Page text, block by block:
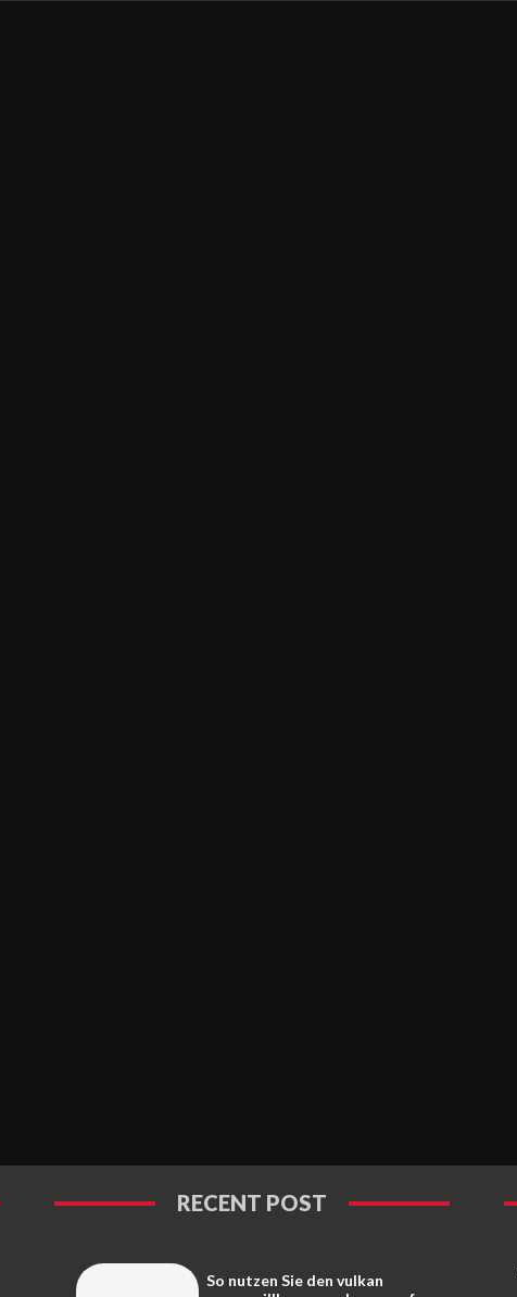
RECENT POST
So nutzen Sie den vulkan